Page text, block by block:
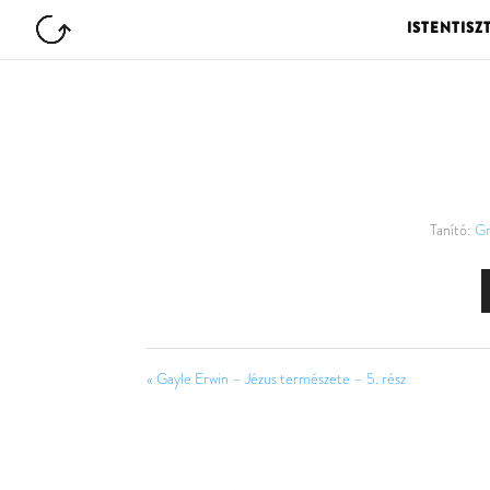
Tanító:
« Gayle Erwin – Jézus természete – 5. rész